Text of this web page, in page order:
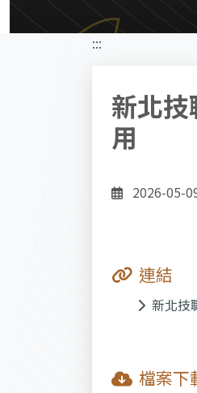
:::
新北
用
2026-05-
連結
新北技
檔案下